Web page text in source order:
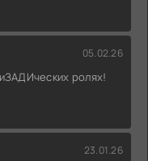
05.02.26
ролях!
23.01.26